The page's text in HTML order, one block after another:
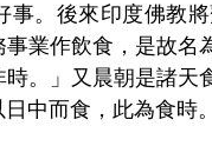
事。後來印度佛教
事業作飲食，是故
。」又晨朝是諸
中而食，此為食時。